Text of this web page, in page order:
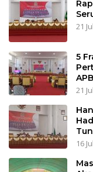
21
5
21
16